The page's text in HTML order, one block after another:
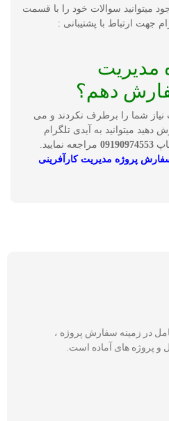
میتوانید سوالات خود را با قسمت
جهت ارتباط با پشتیبانی :
مدیریت
دهم؟
نیاز شما را برطرف نکردند و می
میتوانید به آیدی تلگرام
09190974553 مراجعه نمایید.
پروژه مدیریت کارآفرینی
در زمینه سفارش پروژه ،
پروژه های آماده است.